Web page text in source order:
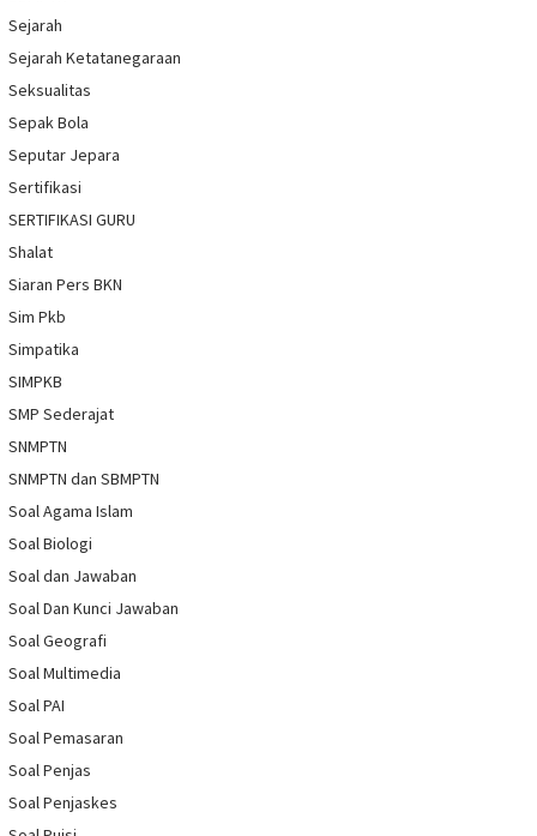
Sejarah
Sejarah Ketatanegaraan
Seksualitas
Sepak Bola
Seputar Jepara
Sertifikasi
SERTIFIKASI GURU
Shalat
Siaran Pers BKN
Sim Pkb
Simpatika
SIMPKB
SMP Sederajat
SNMPTN
SNMPTN dan SBMPTN
Soal Agama Islam
Soal Biologi
Soal dan Jawaban
Soal Dan Kunci Jawaban
Soal Geografi
Soal Multimedia
Soal PAI
Soal Pemasaran
Soal Penjas
Soal Penjaskes